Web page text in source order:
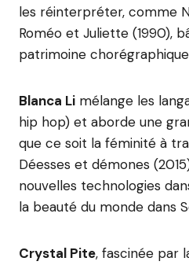
les réinterpréter, comme
Roméo et Juliette (1990),
patrimoine
Blanca Li mélange les
hip hop) et aborde une
que ce soit la féminité à
Déesses et démones
nouvelles technologies
la beauté du monde dans
Crystal Pite, fascinée par